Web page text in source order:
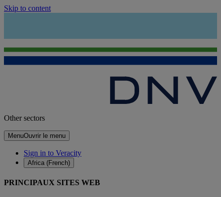
Skip to content
Other sectors
MenuOuvrir le menu
Sign in to Veracity
Africa (French)
PRINCIPAUX SITES WEB